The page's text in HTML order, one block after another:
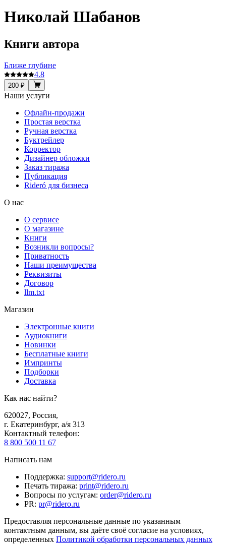
Николай Шабанов
Книги автора
Ближе глубине
4.8
200 ₽
Наши услуги
Офлайн-продажи
Простая верстка
Ручная верстка
Буктрейлер
Корректор
Дизайнер обложки
Заказ тиража
Публикация
Rideró для бизнеса
О нас
О сервисе
О магазине
Книги
Возникли вопросы?
Приватность
Наши преимущества
Реквизиты
Договор
llm.txt
Магазин
Электронные книги
Аудиокниги
Новинки
Бесплатные книги
Импринты
Подборки
Доставка
Как нас найти?
620027, Россия,
г. Екатеринбург, а/я 313
Контактный телефон:
8 800 500 11 67
Написать нам
Поддержка: support@ridero.ru
Печать тиража: print@ridero.ru
Вопросы по услугам: order@ridero.ru
PR: pr@ridero.ru
Предоставляя персональные данные по указанным
контактным данным, вы даёте своё согласие на условиях,
определенных Политикой обработки персональных данных